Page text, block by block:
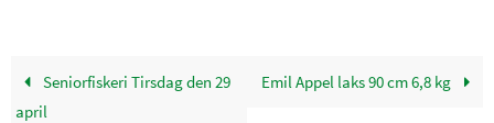
Seniorfiskeri Tirsdag den 29
april
Emil Appel laks 90 cm 6,8 kg